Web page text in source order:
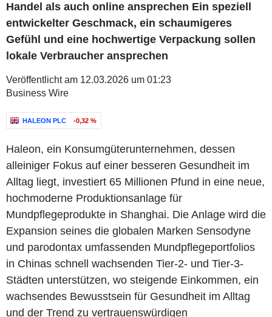
Handel als auch online ansprechen Ein speziell
entwickelter Geschmack, ein schaumigeres
Gefühl und eine hochwertige Verpackung sollen
lokale Verbraucher ansprechen
Veröffentlicht am 12.03.2026 um 01:23
Business Wire
HALEON PLC -0,32 %
Haleon, ein Konsumgüterunternehmen, dessen
alleiniger Fokus auf einer besseren Gesundheit im
Alltag liegt, investiert 65 Millionen Pfund in eine neue,
hochmoderne Produktionsanlage für
Mundpflegeprodukte in Shanghai. Die Anlage wird die
Expansion seines die globalen Marken Sensodyne
und parodontax umfassenden Mundpflegeportfolios
in Chinas schnell wachsenden Tier-2- und Tier-3-
Städten unterstützen, wo steigende Einkommen, ein
wachsendes Bewusstsein für Gesundheit im Alltag
und der Trend zu vertrauenswürdigen